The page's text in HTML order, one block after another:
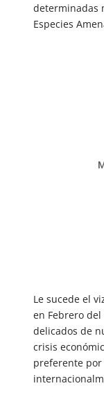
determinadas
Especies
Le sucede el
en Febrero
delicados de
crisis
preferente